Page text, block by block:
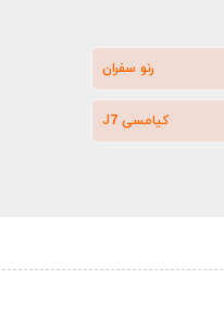
رنو سفران
کیامسی J7